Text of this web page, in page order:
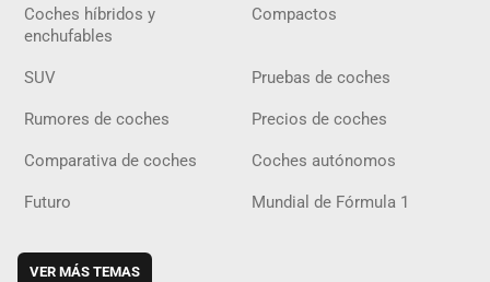
Coches híbridos y
enchufables
Compactos
SUV Pruebas de coches
Rumores de coches Precios de coches
Comparativa de coches Coches autónomos
Futuro Mundial de Fórmula 1
VER MÁS TEMAS